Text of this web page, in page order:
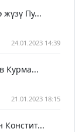
Пу...
24.01.2023 14:39
Курма...
21.01.2023 18:15